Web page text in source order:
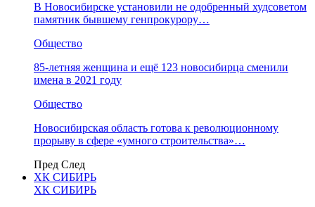
В Новосибирске установили не одобренный худсоветом
памятник бывшему генпрокурору…
Общество
85-летняя женщина и ещё 123 новосибирца сменили
имена в 2021 году
Общество
Новосибирская область готова к революционному
прорыву в сфере «умного строительства»…
Пред След
ХК СИБИРЬ
ХК СИБИРЬ